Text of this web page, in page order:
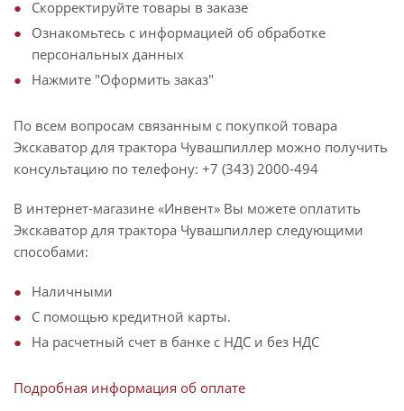
Скорректируйте товары в заказе
Ознакомьтесь с информацией об обработке
персональных данных
Нажмите "Оформить заказ"
По всем вопросам связанным с покупкой товара
Экскаватор для трактора Чувашпиллер можно получить
консультацию по телефону: +7 (343) 2000-494
В интернет-магазине «Инвент» Вы можете оплатить
Экскаватор для трактора Чувашпиллер следующими
способами:
Наличными
С помощью кредитной карты.
На расчетный счет в банке с НДС и без НДС
Подробная информация об оплате